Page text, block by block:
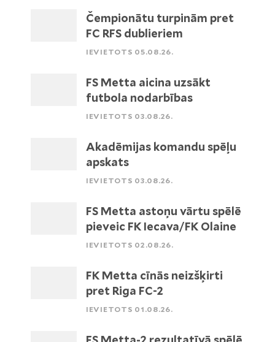
Čempionātu turpinām pret
FC RFS dublieriem
IEVIETOTS 05.08.26.
FS Metta aicina uzsākt
futbola nodarbības
IEVIETOTS 03.08.26.
Akadēmijas komandu spēļu
apskats
IEVIETOTS 03.08.26.
FS Metta astoņu vārtu spēlē
pieveic FK Iecava/FK Olaine
IEVIETOTS 02.08.26.
FK Metta cīnās neizšķirti
pret Riga FC-2
IEVIETOTS 01.08.26.